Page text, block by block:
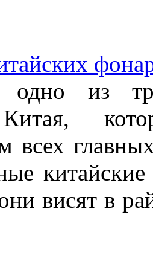
из
всех
висят в